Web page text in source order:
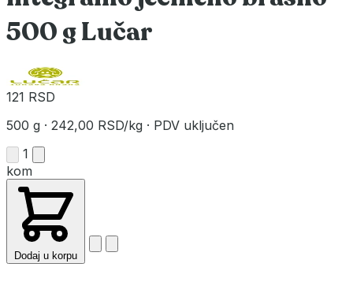
500 g Lučar
121 RSD
500 g · 242,00 RSD/kg · PDV uključen
1
kom
Dodaj u korpu